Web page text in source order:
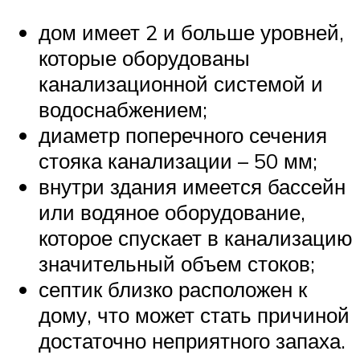
дом имеет 2 и больше уровней,
которые оборудованы
канализационной системой и
водоснабжением;
диаметр поперечного сечения
стояка канализации – 50 мм;
внутри здания имеется бассейн
или водяное оборудование,
которое спускает в канализацию
значительный объем стоков;
септик близко расположен к
дому, что может стать причиной
достаточно неприятного запаха.